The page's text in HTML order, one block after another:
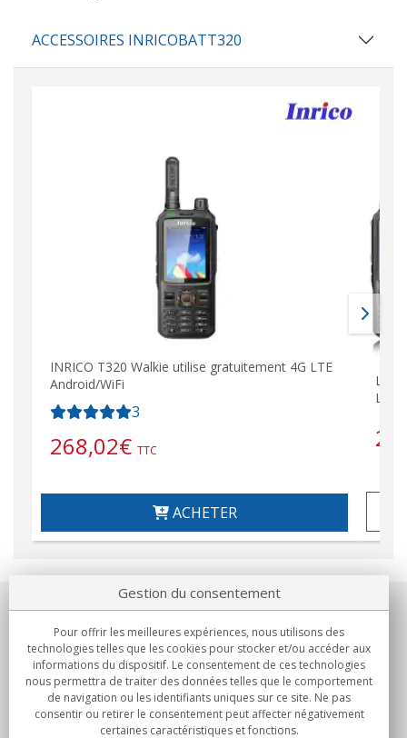
ACCESSOIRES INRICOBATT320
INRICO T320 Walkie utilise gratuitement 4G LTE
Android/WiFi
3
268,02€ TTC
ACHETER
LTE
Notre société
Engagements
Achats
Gestion du consentement
Pour offrir les meilleures expériences, nous utilisons des
technologies telles que les cookies pour stocker et/ou accéder aux
informations du dispositif. Le consentement de ces technologies
nous permettra de traiter des données telles que le comportement
de navigation ou les identifiants uniques sur ce site. Ne pas
consentir ou retirer le consentement peut affecter négativement
certaines caractéristiques et fonctions.